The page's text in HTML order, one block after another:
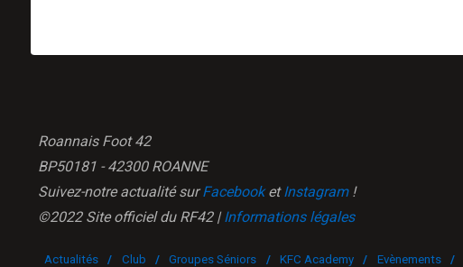
Roannais Foot 42
BP50181 - 42300 ROANNE
Suivez-notre actualité surFacebooketInstagram!
©2022 Site officiel du RF42 |Informations légales
Actualités / Club / Groupes Séniors / KFC Academy / Evènements /